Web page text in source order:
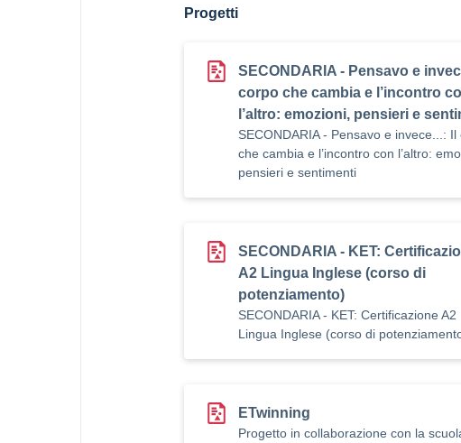
Progetti
SECONDARIA - Pensavo e
corpo che cambia e l’incontro
l’altro: emozioni, pensieri e
SECONDARIA - Pensavo e invece...: Il
che cambia e l’incontro con l’altro:
pensieri e sentimenti
SECONDARIA - KET:
A2 Lingua Inglese (corso di
potenziamento)
SECONDARIA - KET: Certificazione A2
Lingua Inglese (corso di
ETwinning
Progetto in collaborazione con la